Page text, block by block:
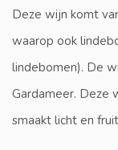
Deze wijn komt
waarop ook
lindebomen). De
Gardameer. Deze
smaakt licht en